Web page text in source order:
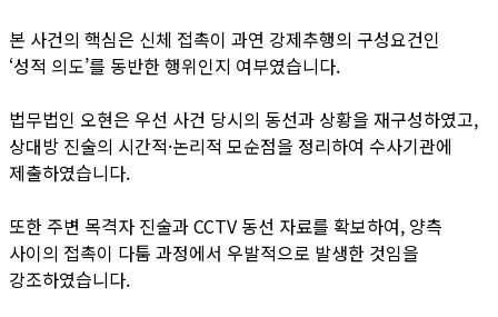
본 사건의 핵심은 신체 접촉이 과연 강제추행의 구성요건인
‘성적 의도’를 동반한 행위인지 여부였습니다.
법무법인 오현은 우선 사건 당시의 동선과 상황을 재구성하였고,
상대방 진술의 시간적·논리적 모순점을 정리하여 수사기관에
제출하였습니다.
또한 주변 목격자 진술과 CCTV 동선 자료를 확보하여, 양측
사이의 접촉이 다툼 과정에서 우발적으로 발생한 것임을
강조하였습니다.